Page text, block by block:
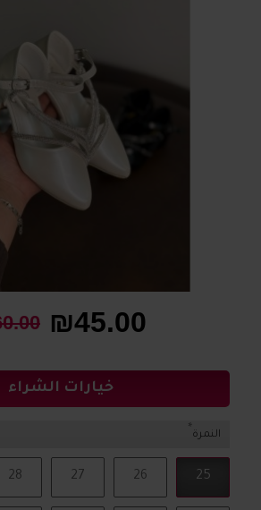
₪45.00
خيارات الشراء
النمرة
25
26
27
28